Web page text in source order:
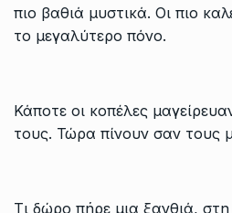
πιο βαθιά μυστικά. Οι πιο
το μεγαλύτερο πόνο.
Κάποτε οι κοπέλες
τους. Τώρα πίνουν σαν τους
Τι δώρο πήρε μια ξανθιά, στη